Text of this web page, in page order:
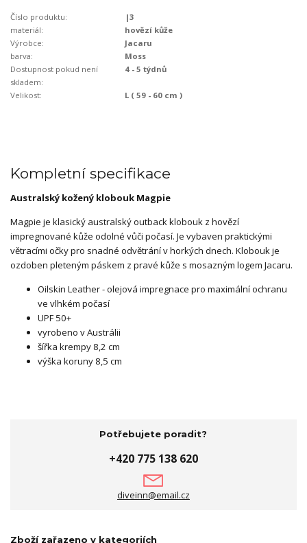
Číslo produktu:
|3
materiál:
hovězí kůže
Výrobce:
Jacaru
barva:
Moss
Dostupnost pokud není
skladem:
4 - 5 týdnů
Velikost: L ( 59 - 60 cm )
Kompletní specifikace
Australský kožený klobouk Magpie
Magpie je klasický australský outback klobouk z hovězí
impregnované kůže odolné vůči počasí. Je vybaven praktickými
větracími očky pro snadné odvětrání v horkých dnech. Klobouk je
ozdoben pleteným páskem z pravé kůže s mosazným logem Jacaru.
Oilskin Leather - olejová impregnace pro maximální ochranu
ve vlhkém počasí
UPF 50+
vyrobeno v Austrálii
šířka krempy 8,2 cm
výška koruny 8,5 cm
Potřebujete poradit?
+420 775 138 620
diveinn@email.cz
Zboží zařazeno v kategoriích